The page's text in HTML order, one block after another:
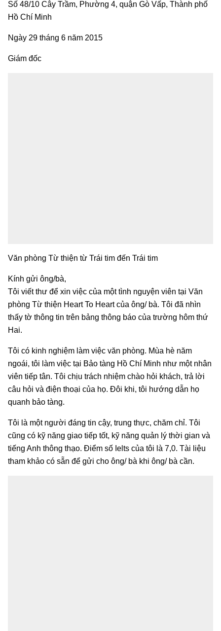
Số 48/10 Cây Trầm, Phường 4, quận Gò Vấp, Thành phố
Hồ Chí Minh
Ngày 29 tháng 6 năm 2015
Giám đốc
Văn phòng Từ thiện từ Trái tim đến Trái tim
Kính gửi ông/bà,
Tôi viết thư để xin việc của một tình nguyện viên tại Văn
phòng Từ thiện Heart To Heart của ông/ bà. Tôi đã nhìn
thấy tờ thông tin trên bảng thông báo của trường hôm thứ
Hai.
Tôi có kinh nghiệm làm việc văn phòng. Mùa hè năm
ngoái, tôi làm việc tại Bảo tàng Hồ Chí Minh như một nhân
viên tiếp tân. Tôi chịu trách nhiệm chào hỏi khách, trả lời
câu hỏi và điện thoại của họ. Đôi khi, tôi hướng dẫn họ
quanh bảo tàng.
Tôi là một người đáng tin cậy, trung thực, chăm chỉ. Tôi
cũng có kỹ năng giao tiếp tốt, kỹ năng quản lý thời gian và
tiếng Anh thông thạo. Điểm số Ielts của tôi là 7,0. Tài liệu
tham khảo có sẵn để gửi cho ông/ bà khi ông/ bà cần.